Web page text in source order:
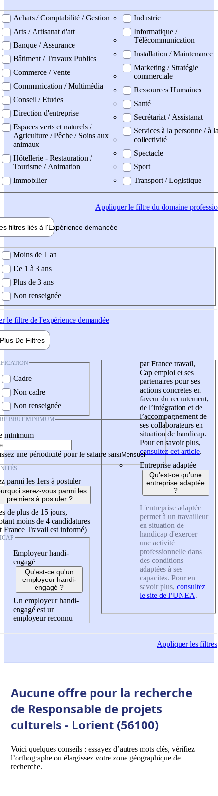
professionel
Achats / Comptabilité / Gestion
Arts / Artisanat d'art
Banque / Assurance
Bâtiment / Travaux Publics
Commerce / Vente
Communication / Multimédia
Conseil / Etudes
Direction d'entreprise
Espaces verts et naturels /
Agriculture / Pêche / Soins aux
animaux
Hôtellerie - Restauration /
Tourisme / Animation
Immobilier
Industrie
Informatique /
Télécommunication
Installation / Maintenance
Marketing / Stratégie
commerciale
Ressources Humaines
Santé
Secrétariat / Assistanat
Services à la personne / à la
collectivité
Spectacle
Sport
Transport / Logistique
Appliquerle filtre du domaine
filtres liés à l'Expérience demandée
demandée
Moins de 1 an
De 1 à 3 ans
Plus de 3 ans
Non renseignée
le filtre de l'expérience demandée
Plus De Filtres
Cadre
Non cadre
Non renseignée
BRUT MINIMUM
minimum
une périodicité pour le salaire saisi
parmi les 1ers à postuler
serez-vous parmi les
premiers à postuler ?
de plus de 15 jours,
moins de 4 candidatures
France Travail est informé)
Employeur handi-
engagé
Qu'est-ce qu'un
employeur handi-
engagé ?
Un employeur handi-
engagé est un
employeur reconnu
par France travail,
Cap emploi et ses
partenaires pour ses
actions concrètes en
faveur du recrutement,
de l’intégration et de
l’accompagnement de
ses collaborateurs en
situation de handicap.
Pour en savoir plus,
consultez cet article.
Entreprise adaptée
Qu'est-ce qu'une
entreprise adaptée
?
L'entreprise adaptée
permet à un travailleur
en situation de
handicap d'exercer
une activité
professionnelle dans
des conditions
adaptées à ses
capacités. Pour en
savoir plus, consultez
le site de l’UNEA.
Appliquerles filtres
Aucune offre pour la recherche
de Responsable de projets
culturels - Lorient (56100)
Voici quelques conseils : essayez d’autres mots clés, vérifiez
l’orthographe ou élargissez votre zone géographique de
recherche.